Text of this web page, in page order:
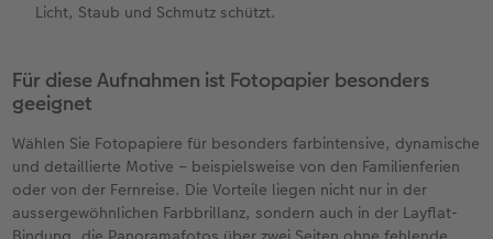
Licht, Staub und Schmutz schützt.
Für diese Aufnahmen ist Fotopapier besonders
geeignet
Wählen Sie Fotopapiere für besonders farbintensive, dynamische
und detaillierte Motive – beispielsweise von den Familienferien
oder von der Fernreise. Die Vorteile liegen nicht nur in der
aussergewöhnlichen Farbbrillanz, sondern auch in der Layflat-